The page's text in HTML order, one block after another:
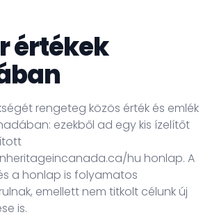
nyílnak meg országaink
kiemelt feladata, hogy
és tudományos
új lehetőségeket teremtsen
és erősítse az országaink
művészeti és oktatási
hogy tájékoztatást adjon a konzuli
és ügyintézésről, külgazdasági
fontos aktuális híreket osszon
a magyarországi
értékek
rengeteg közös érték és emlék
ezekből ad egy kis ízelítőt
hu honlap. A
a honlap is folyamatos
emellett nem titkolt célunk új
is.